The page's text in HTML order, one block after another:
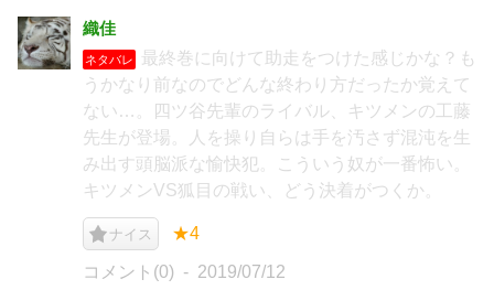
織佳
ネタバレ
最終巻に向けて助走をつけた感じかな？も
うかなり前なのでどんな終わり方だったか覚えて
ない…。四ツ谷先輩のライバル、キツメンの工藤
先生が登場。人を操り自らは手を汚さず混沌を生
み出す頭脳派な愉快犯。こういう奴が一番怖い。
キツメンVS狐目の戦い、どう決着がつくか。
ナイス ★4
コメント(0) 2019/07/12